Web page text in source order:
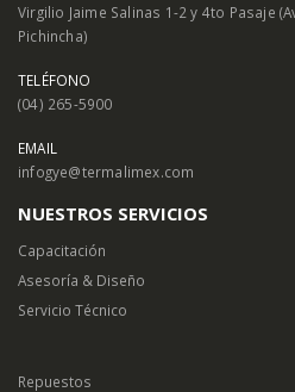
Virgilio Jaime Salinas 1-2 y 4to Pasaje
Pichincha)
TELÉFONO
(04) 265-5900
EMAIL
infogye@termalimex.com
NUESTROS SERVICIOS
Capacitación
Asesoría & Diseño
Servicio Técnico
Repuestos